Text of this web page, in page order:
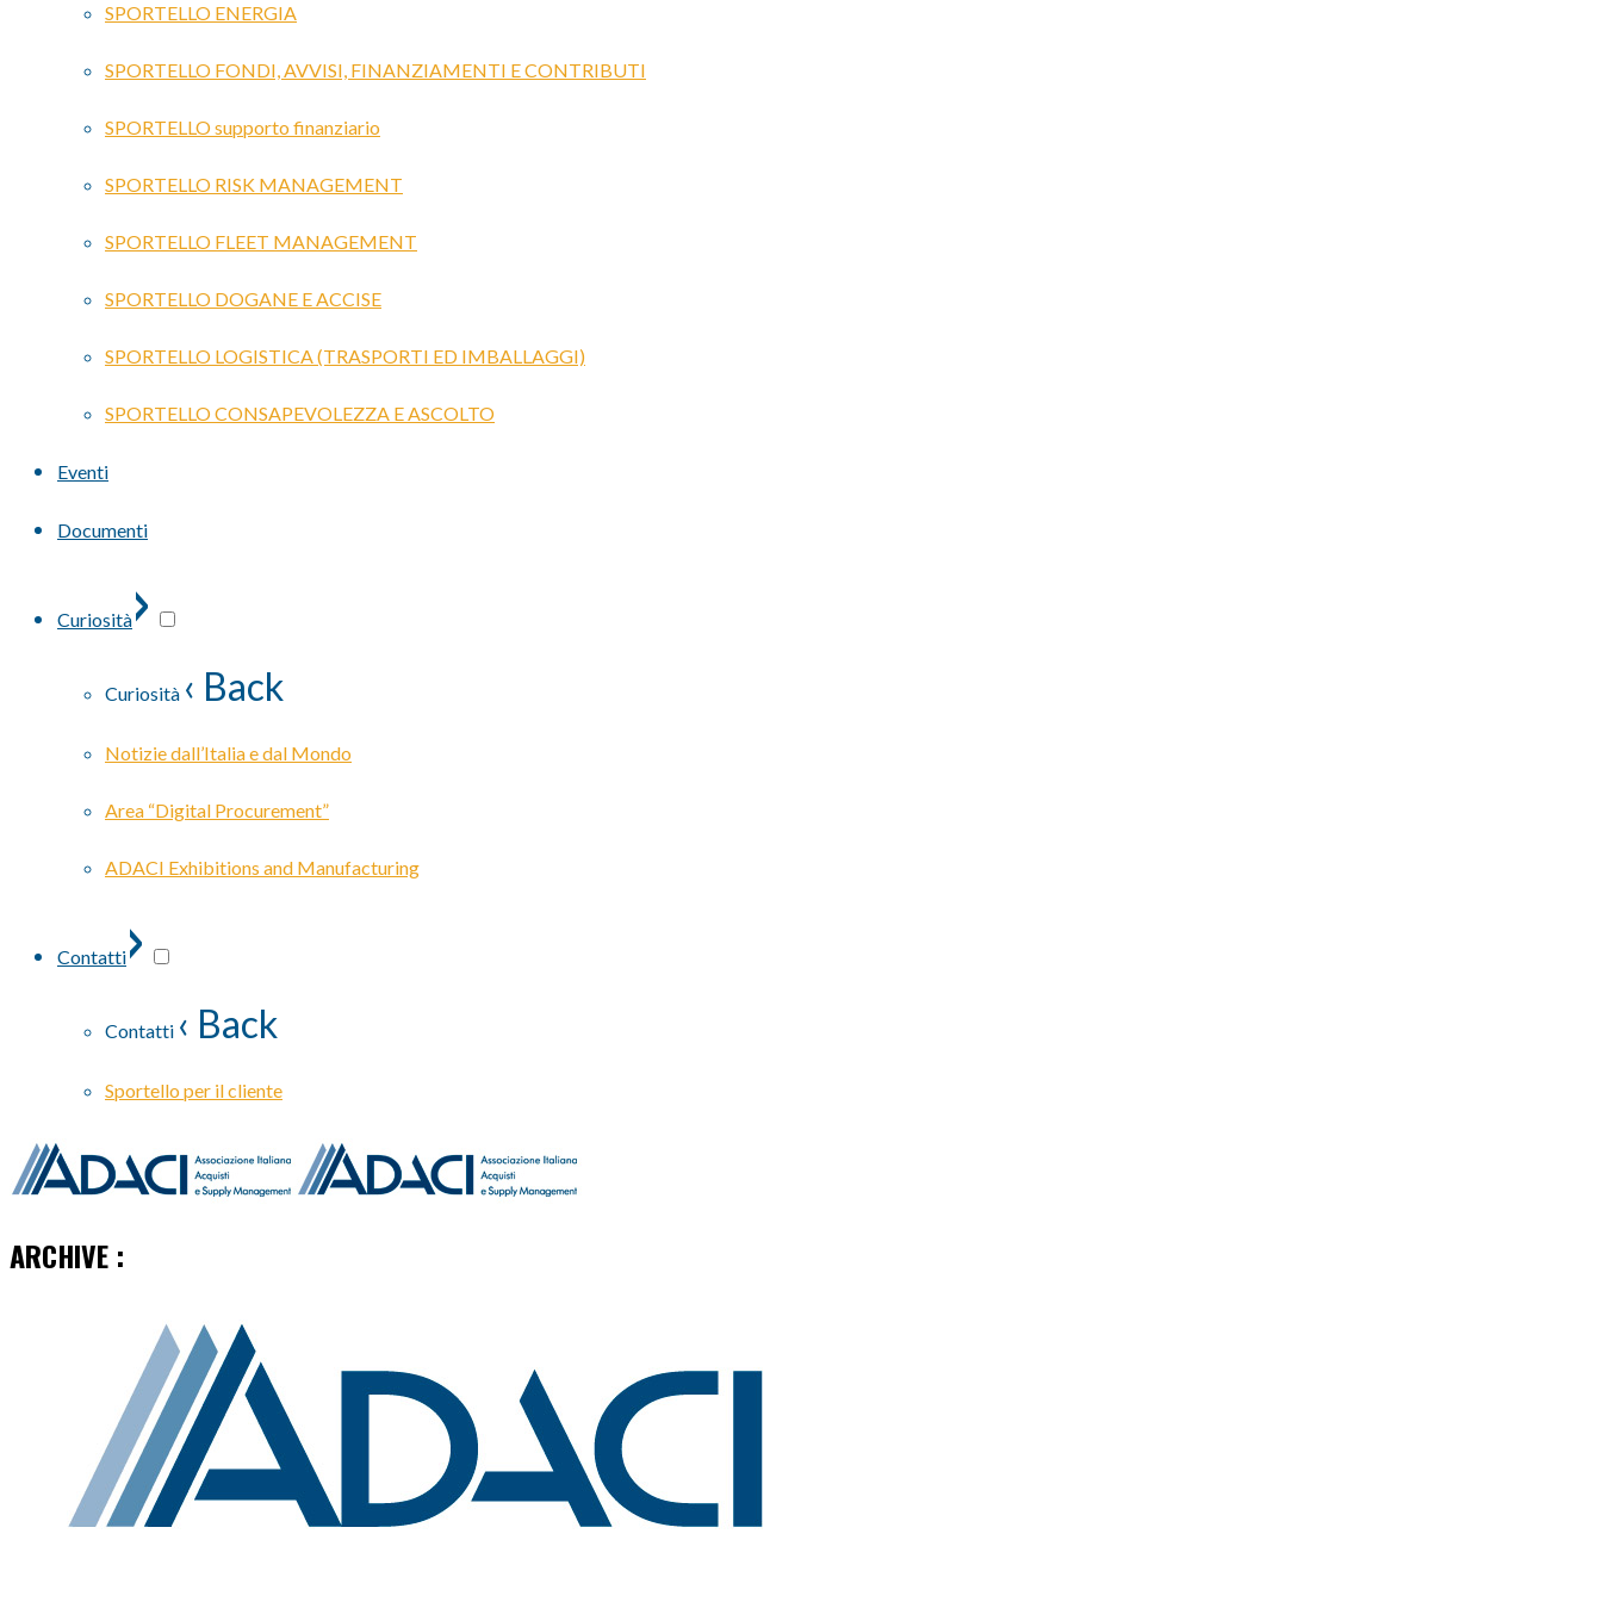
SPORTELLO ENERGIA
SPORTELLO FONDI, AVVISI, FINANZIAMENTI E CONTRIBUTI
SPORTELLO supporto finanziario
SPORTELLO RISK MANAGEMENT
SPORTELLO FLEET MANAGEMENT
SPORTELLO DOGANE E ACCISE
SPORTELLO LOGISTICA (TRASPORTI ED IMBALLAGGI)
SPORTELLO CONSAPEVOLEZZA E ASCOLTO
Eventi
Documenti
Curiosità›
Curiosità ‹ Back
Notizie dall’Italia e dal Mondo
Area “Digital Procurement”
ADACI Exhibitions and Manufacturing
Contatti›
Contatti ‹ Back
Sportello per il cliente
ARCHIVE :